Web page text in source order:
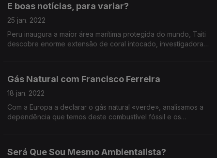
E boas notícias, para variar?
25 jan. 2022
Peru inaugura a maior área marítima protegida do mundo, Taiti
descobre enorme extensão de coral intocado, investigadoras
Gás Natural com Francisco Ferreira
18 jan. 2022
Com a Europa a declarar o gás natural «verde», analisamos a
dependência que temos deste combustível fóssil e os
Será Que Sou Mesmo Ambientalista?